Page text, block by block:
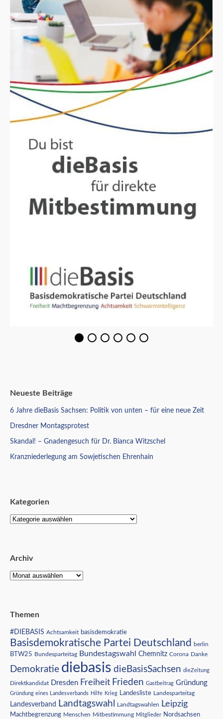
Neueste Beiträge
6 Jahre dieBasis Sachsen: Politik von unten – für eine neue Zeit
Dresdner Montagsprotest
Skandal! – Gnadengesuch für Dr. Bianca Witzschel
Kranzniederlegung am Sowjetischen Ehrenhain
Kategorien
Archiv
Themen
#DIEBASIS Achtsamkeit basisdemokratie
Basisdemokratische Partei Deutschland berlin
BTW25 Bundesparteitag Bundestagswahl Chemnitz Corona Danke
Demokratie diebasis dieBasisSachsen dieZeitung
Direktkandidat Dresden Freiheit Frieden Gastbeitrag Gründung
Gründung eines Landesverbands Hilfe Krieg Landesliste Landesparteitag
Landesverband Landtagswahl Landtagswahlen Leipzig
Machtbegrenzung Menschen Mitbestimmung Mitglieder Nordsachsen